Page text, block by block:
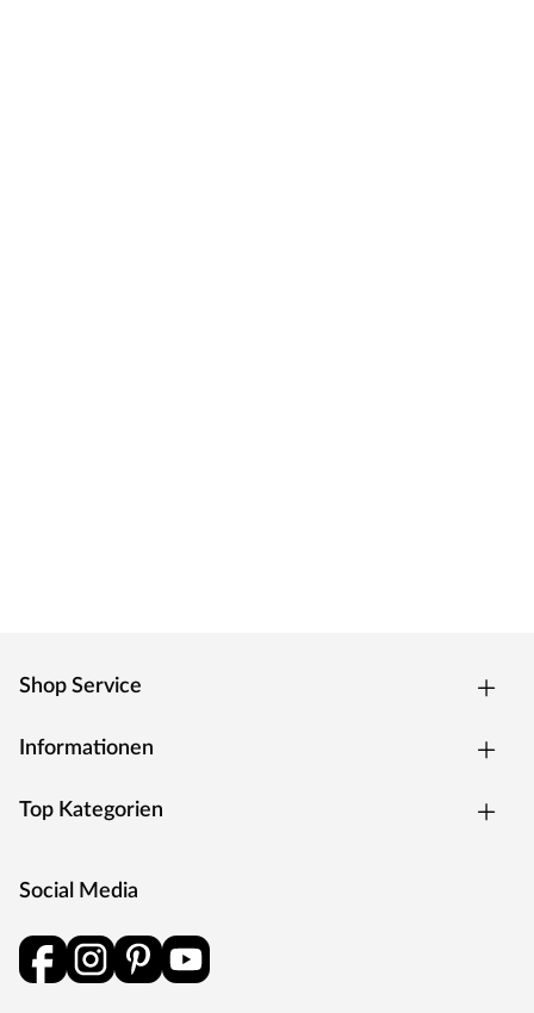
Shop Service
Informationen
Top Kategorien
Social Media